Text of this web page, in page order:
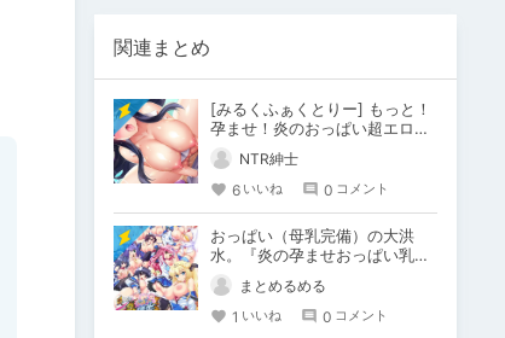
関連まとめ
[みるくふぁくとりー] もっと！
孕ませ！炎のおっぱい超エロア
プリ学園！
NTR紳士
6 いいね 0 コメント
おっぱい（母乳完備）の大洪
水。『炎の孕ませおっぱい乳同
級生』（SQUEEZ）
まとめるめる
1 いいね 0 コメント